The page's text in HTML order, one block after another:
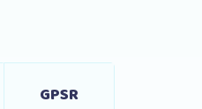
GPSR